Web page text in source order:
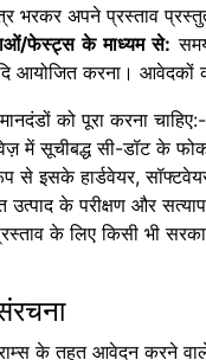
भरकर अपने प्रस्ताव
फेस्ट्स के माध्यम से:
आयोजित करना। आवेदकों
को पूरा करना चाहिए:-
में सूचीबद्ध सी-डॉट के
से इसके हार्डवेयर,
उत्पाद के परीक्षण और
के लिए किसी भी
के तहत आवेदन करने